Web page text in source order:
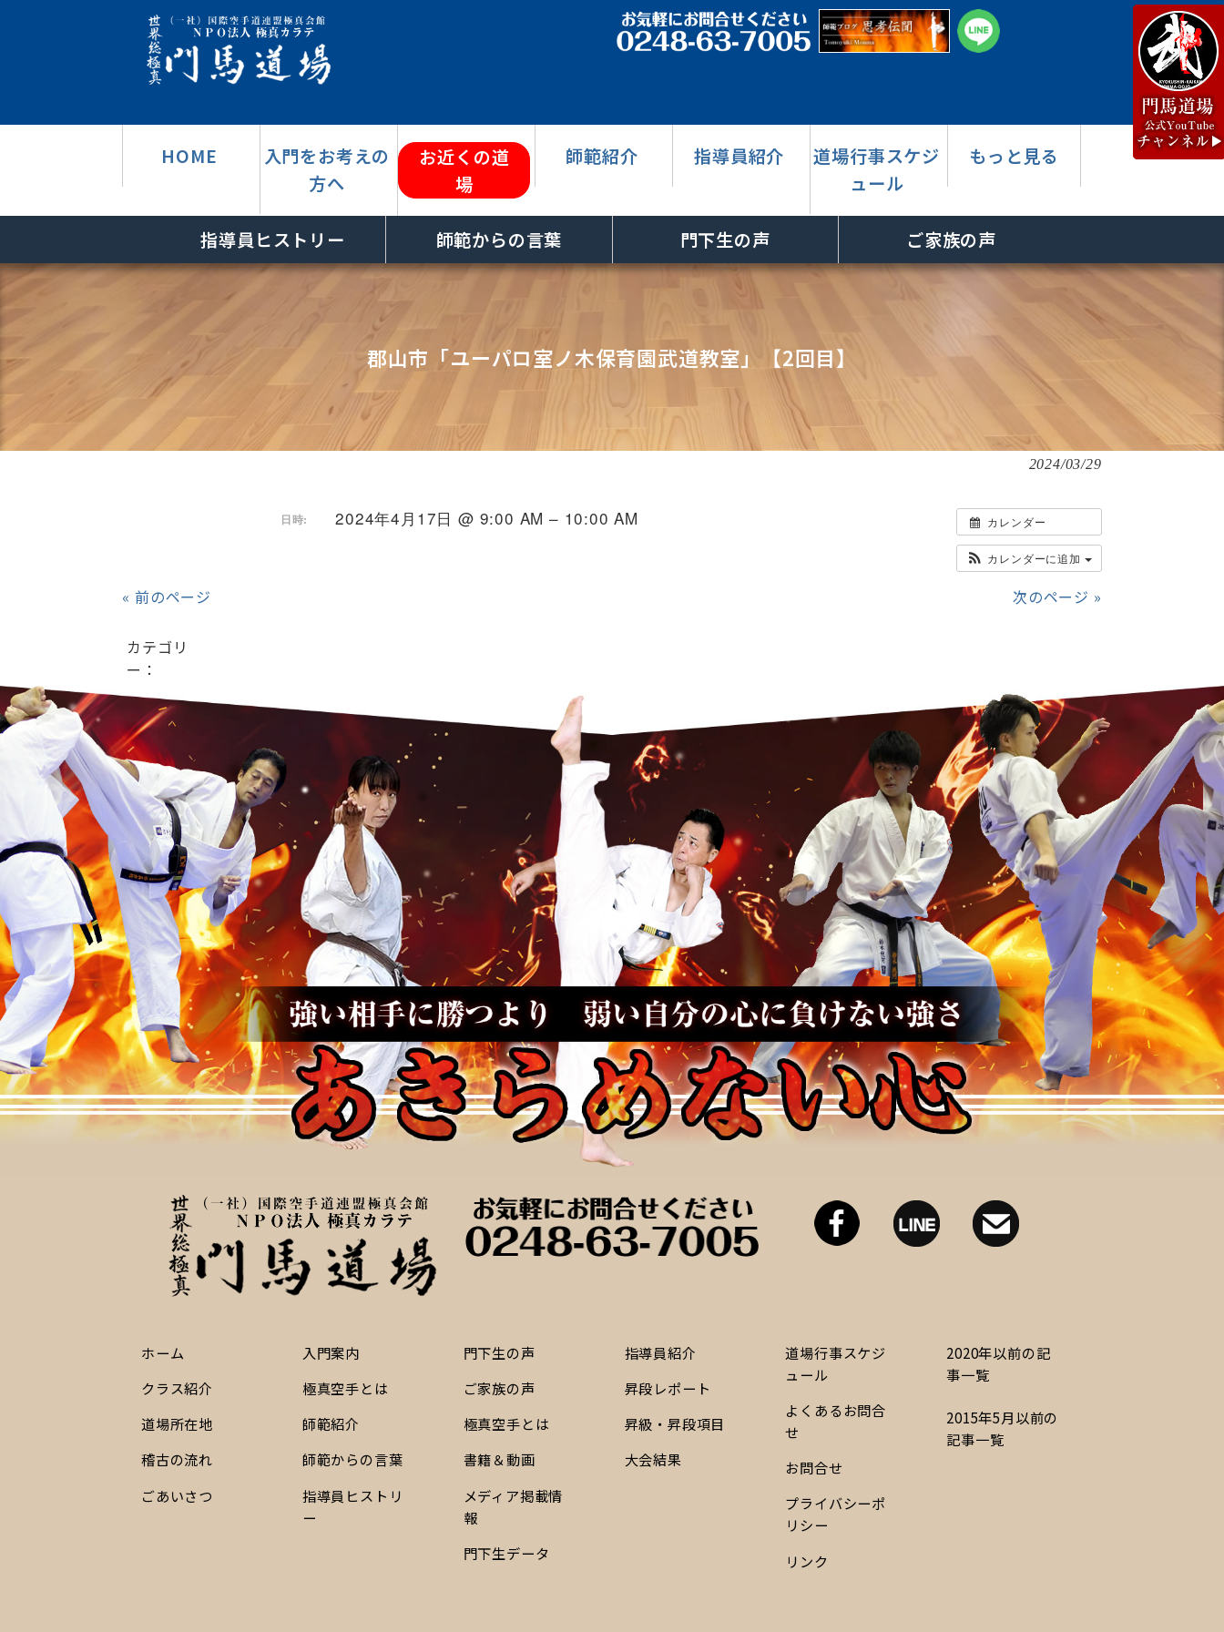
HOME
入門をお考えの
方へ
お近くの道
場
師範紹介 指導員紹介
道場行事スケジ
ュール
もっと見る
指導員ヒストリー 師範からの言葉 門下生の声 ご家族の声
郡山市「ユーパロ室ノ木保育園武道教室」【2回目】
2024/03/29
カレンダー
カレンダーに追加
日時: 2024年4月17日 @ 9:00 AM – 10:00 AM
« 前のページ 次のページ »
カテゴリ
ー：
ホーム
クラス紹介
道場所在地
稽古の流れ
ごあいさつ
入門案内
極真空手とは
師範紹介
師範からの言葉
指導員ヒストリ
ー
門下生の声
ご家族の声
極真空手とは
書籍＆動画
メディア掲載情
報
門下生データ
指導員紹介
昇段レポート
昇級・昇段項目
大会結果
道場行事スケジ
ュール
よくあるお問合
せ
お問合せ
プライバシーポ
リシー
リンク
2020年以前の記
事一覧
2015年5月以前の
記事一覧